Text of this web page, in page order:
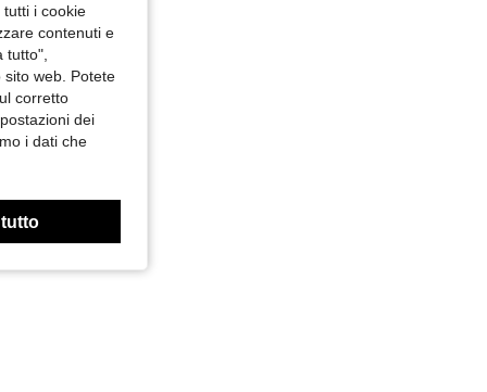
i cookie
contenuti e
tutto",
web. Potete
corretto
dei
i dati che